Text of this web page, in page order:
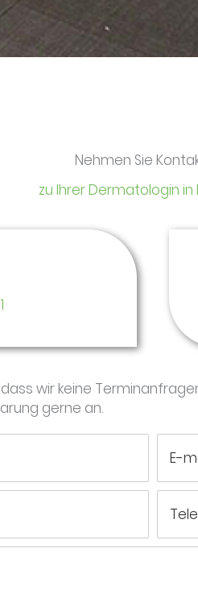
Nehmen Sie
zu Ihrer Dermatologin
wir keine
gerne an.